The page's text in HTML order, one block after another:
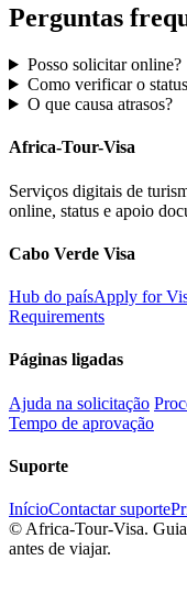
Perguntas
Posso solicitar online?
Como verificar o
O que causa atrasos?
Africa-Tour-Visa
Serviços digitais de
online, status e apoio
Cabo Verde Visa
Hub do paísApply for
Requirements
Páginas ligadas
Ajuda na solicitação
Tempo de aprovação
Suporte
InícioContactar suporte
© Africa-Tour-Visa.
antes de viajar.